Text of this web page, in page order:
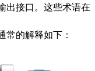
出接口。这些术语在
常的解释如下：